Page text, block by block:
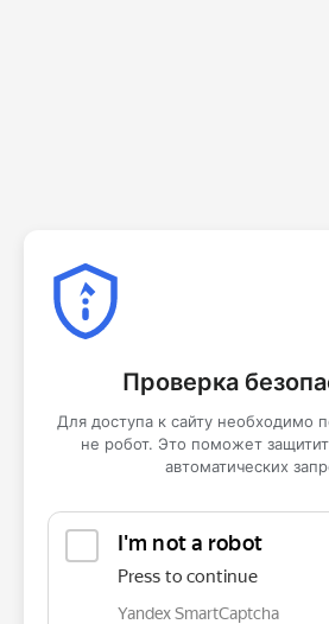
Проверка
Для доступа к сайту необходимо
не робот. Это поможет
автоматических